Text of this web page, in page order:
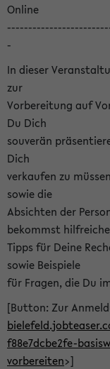
Online
-
In dieser
zur
Vorbereitung auf
Du Dich
souverän
Dich
verkaufen zu
sowie die
Absichten der
bekommst hilfreiche
Tipps für Deine
sowie Beispiele
für Fragen, die Du
[Button: Zur
f88e7dcbe2fe-
vorbereiten>]